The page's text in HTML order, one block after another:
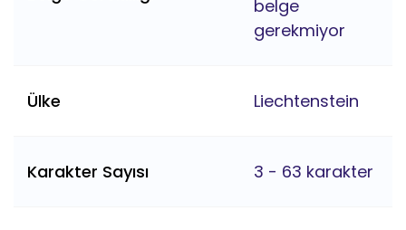
belge
gerekmiyor
Ülke Liechtenstein
Karakter Sayısı 3 - 63 karakter